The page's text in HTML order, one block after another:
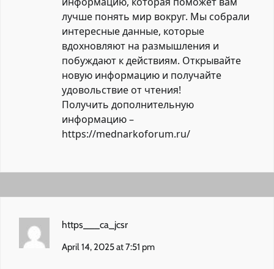
лучше понять мир вокруг. Мы собрали
интересные данные, которые
вдохновляют на размышления и
побуждают к действиям. Открывайте
новую информацию и получайте
удовольствие от чтения!
Получить дополнительную
информацию –
https://mednarkoforum.ru/
https___ca_jcsr
April 14, 2025 at 7:51 pm